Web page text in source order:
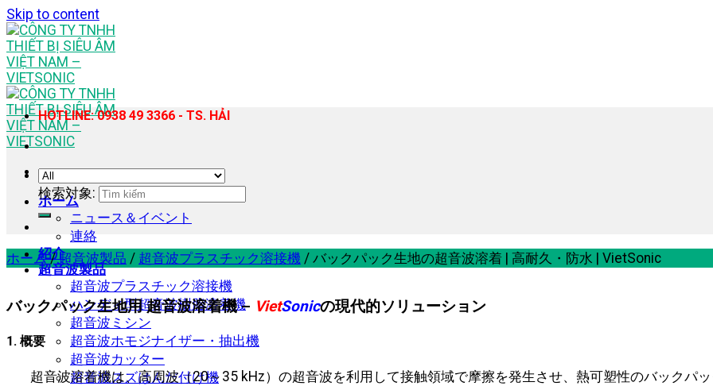
Skip to content
ホーム
ニュース＆イベント
連絡
紹介
超音波製品
超音波プラスチック溶接機
ハンディ型超音波樹脂溶着機
超音波ミシン
超音波ホモジナイザー・抽出機
超音波カッター
超音波スズはんだ付け機
HOTLINE: 0938 49 3366 - TS. HẢI
検索対象:
ホーム / 超音波製品 / 超音波プラスチック溶接機 / バックパック生地の超音波溶着 | 高耐久・防水 | VietSonic
バックパック生地用 超音波溶着機 – VietSonicの現代的ソリューション
1. 概要
超音波溶着機は、高周波（20～35 kHz）の超音波を利用して接触領域で摩擦を発生させ、熱可塑性のバックパ